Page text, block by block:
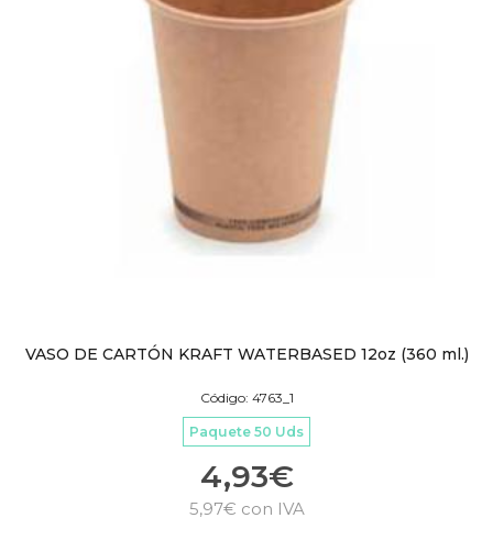
VASO DE CARTÓN KRAFT WATERBASED 12oz (360 ml.)
Código: 4763_1
Paquete 50 Uds
4,93€
5,97€ con IVA